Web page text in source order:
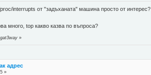
interrupts от "задъханата" машина просто от интерес?
много, top какво казва по въпроса?
»
адрес
»